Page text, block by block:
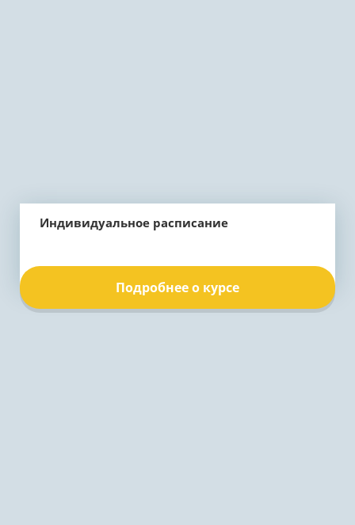
Индивидуальное расписание
Подробнее о курсе